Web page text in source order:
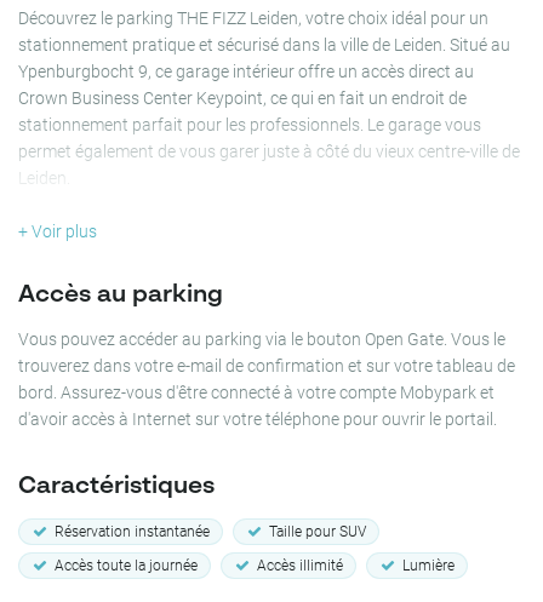
Découvrez le parking THE FIZZ Leiden, votre choix idéal pour un
stationnement pratique et sécurisé dans la ville de Leiden. Situé au
Ypenburgbocht 9, ce garage intérieur offre un accès direct au
Crown Business Center Keypoint, ce qui en fait un endroit de
stationnement parfait pour les professionnels. Le garage vous
permet également de vous garer juste à côté du vieux centre-ville de
Leiden.
À environ 10 minutes à pied se trouve la gare centrale de Leiden, ce
animé de Leiden. Que vous soyez en ville pour une réunion d'affaires
ou pour profiter d'une promenade dans les quartiers commerçants
animés de Leiden, le parking THE FIZZ Leiden offre une expérience
de stationnement sécurisée et pratique, vous permettant de vous
concentrer pleinement sur le plaisir de votre journée.
visite sécurisée et sans tracas.
+ Voir plus
Accès au parking
Vous pouvez accéder au parking via le bouton Open Gate. Vous le
trouverez dans votre e-mail de confirmation et sur votre tableau de
bord. Assurez-vous d'être connecté à votre compte Mobypark et
d'avoir accès à Internet sur votre téléphone pour ouvrir le portail.
Caractéristiques
Réservation instantanée
Taille pour SUV
Accès toute la journée
Accès illimité Lumière